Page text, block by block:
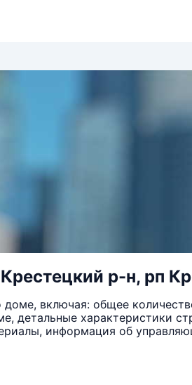
р-н, рп
включая: общее
детальные характеристики
информация об